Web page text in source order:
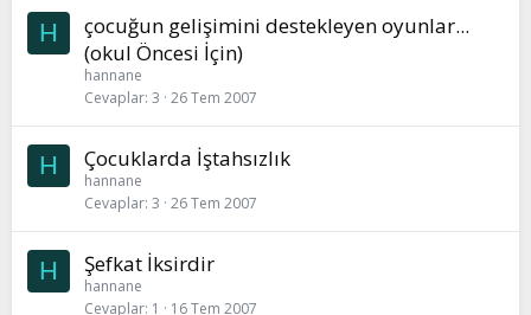
H
çocuğun gelişimini destekleyen oyunlar...
(okul Öncesi İçin)
hannane
Cevaplar 3 26 Tem 2007
H Çocuklarda İştahsızlık
hannane
Cevaplar 3 26 Tem 2007
H Şefkat İksirdir
hannane
Cevaplar 1 16 Tem 2007